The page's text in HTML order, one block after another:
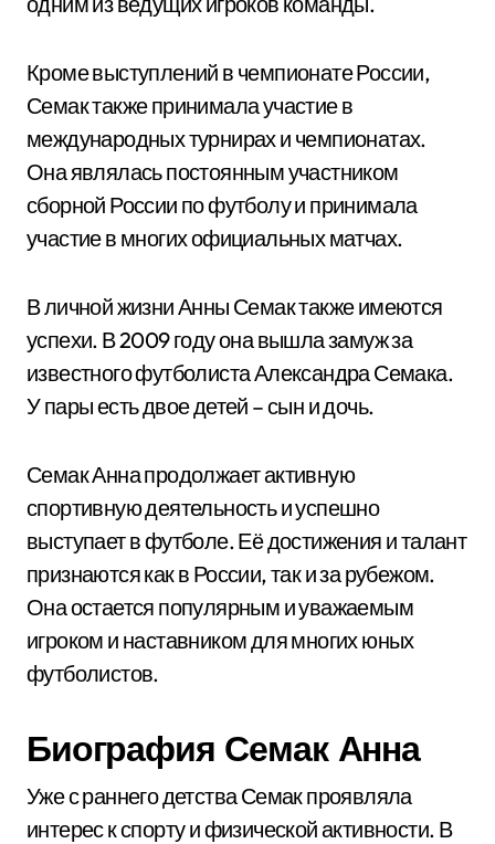
Кроме выступлений в чемпионате России,
Семак также принимала участие в
международных турнирах и чемпионатах.
Она являлась постоянным участником
сборной России по футболу и принимала
участие в многих официальных матчах.
В личной жизни Анны Семак также имеются
успехи. В 2009 году она вышла замуж за
известного футболиста Александра Семака.
У пары есть двое детей – сын и дочь.
Семак Анна продолжает активную
спортивную деятельность и успешно
выступает в футболе. Её достижения и талант
признаются как в России, так и за рубежом.
Она остается популярным и уважаемым
игроком и наставником для многих юных
футболистов.
Биография Семак Анна
Уже с раннего детства Семак проявляла
интерес к спорту и физической активности. В